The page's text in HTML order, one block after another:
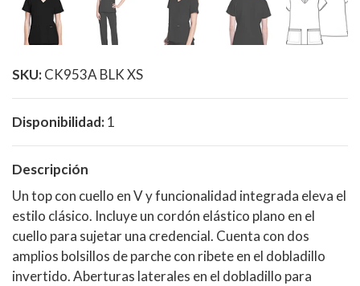
SKU:CK953A BLK XS
Disponibilidad:1
Descripción
Un top con cuello en V y funcionalidad integrada eleva el
estilo clásico. Incluye un cordón elástico plano en el
cuello para sujetar una credencial. Cuenta con dos
amplios bolsillos de parche con ribete en el dobladillo
invertido. Aberturas laterales en el dobladillo para